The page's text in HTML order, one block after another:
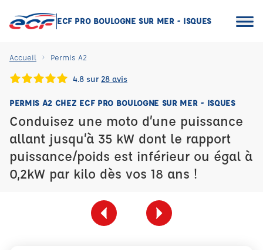
ECF PRO BOULOGNE SUR MER - ISQUES
Accueil Permis A2
4.8 sur 28 avis
PERMIS A2 CHEZ ECF PRO BOULOGNE SUR MER - ISQUES
Conduisez une moto d’une puissance
allant jusqu’à 35 kW dont le rapport
puissance/poids est inférieur ou égal à
0,2kW par kilo dès vos 18 ans !